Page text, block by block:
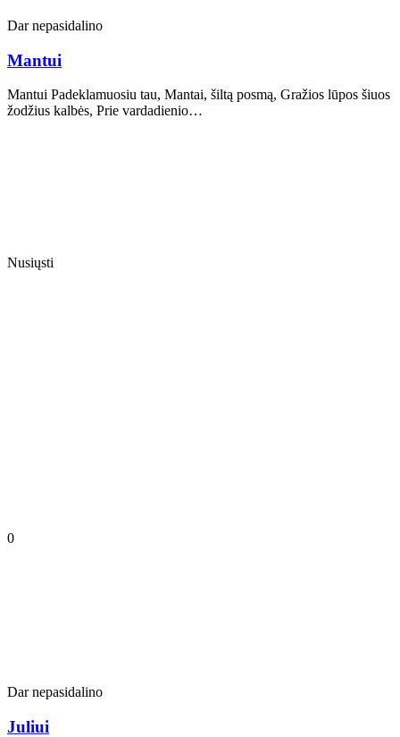
Dar nepasidalino
Mantui
Mantui Padeklamuosiu tau, Mantai, šiltą posmą, Gražios lūpos šiuos
žodžius kalbės, Prie vardadienio…
Nusiųsti
0
Dar nepasidalino
Juliui